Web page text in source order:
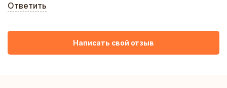
Ответить
Написать свой отзыв